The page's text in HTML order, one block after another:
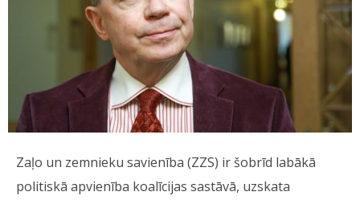
Zaļo un zemnieku savienība (ZZS) ir šobrīd labākā
politiskā apvienība koalīcijas sastāvā, uzskata